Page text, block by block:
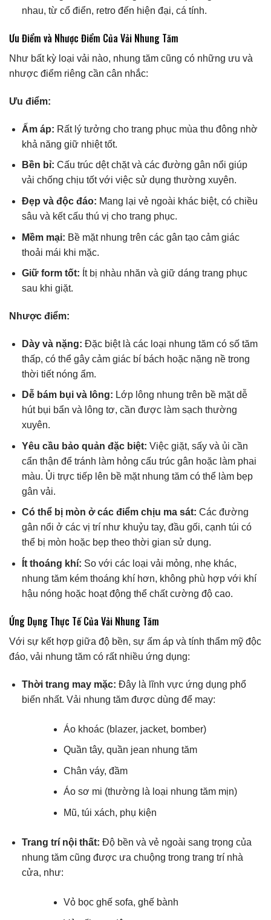
nhau, từ cổ điển, retro đến hiện đại, cá tính.
Ưu Điểm và Nhược Điểm Của Vải Nhung Tăm
Như bất kỳ loại vải nào, nhung tăm cũng có những ưu và
nhược điểm riêng cần cân nhắc:
Ưu điểm:
Ấm áp: Rất lý tưởng cho trang phục mùa thu đông nhờ
khả năng giữ nhiệt tốt.
Bền bỉ: Cấu trúc dệt chặt và các đường gân nổi giúp
vải chống chịu tốt với việc sử dụng thường xuyên.
Đẹp và độc đáo: Mang lại vẻ ngoài khác biệt, có chiều
sâu và kết cấu thú vị cho trang phục.
Mềm mại: Bề mặt nhung trên các gân tạo cảm giác
thoải mái khi mặc.
Giữ form tốt: Ít bị nhàu nhăn và giữ dáng trang phục
sau khi giặt.
Nhược điểm:
Dày và nặng: Đặc biệt là các loại nhung tăm có số tăm
thấp, có thể gây cảm giác bí bách hoặc nặng nề trong
thời tiết nóng ẩm.
Dễ bám bụi và lông: Lớp lông nhung trên bề mặt dễ
hút bụi bẩn và lông tơ, cần được làm sạch thường
xuyên.
Yêu cầu bảo quản đặc biệt: Việc giặt, sấy và ủi cần
cẩn thận để tránh làm hỏng cấu trúc gân hoặc làm phai
màu. Ủi trực tiếp lên bề mặt nhung tăm có thể làm bẹp
gân vải.
Có thể bị mòn ở các điểm chịu ma sát: Các đường
gân nổi ở các vị trí như khuỷu tay, đầu gối, cạnh túi có
thể bị mòn hoặc bẹp theo thời gian sử dụng.
Ít thoáng khí: So với các loại vải mỏng, nhẹ khác,
nhung tăm kém thoáng khí hơn, không phù hợp với khí
hậu nóng hoặc hoạt động thể chất cường độ cao.
Ứng Dụng Thực Tế Của Vải Nhung Tăm
Với sự kết hợp giữa độ bền, sự ấm áp và tính thẩm mỹ độc
đáo, vải nhung tăm có rất nhiều ứng dụng:
Thời trang may mặc: Đây là lĩnh vực ứng dụng phổ
biến nhất. Vải nhung tăm được dùng để may:
Áo khoác (blazer, jacket, bomber)
Quần tây, quần jean nhung tăm
Chân váy, đầm
Áo sơ mi (thường là loại nhung tăm mịn)
Mũ, túi xách, phụ kiện
Trang trí nội thất: Độ bền và vẻ ngoài sang trọng của
nhung tăm cũng được ưa chuộng trong trang trí nhà
cửa, như:
Vỏ bọc ghế sofa, ghế bành